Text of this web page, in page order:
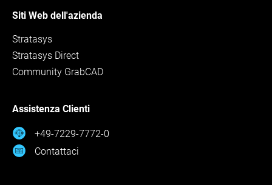
Siti Web dell'azienda
Stratasys
Stratasys Direct
Community GrabCAD
Assistenza Clienti
+49-7229-7772-0
Contattaci